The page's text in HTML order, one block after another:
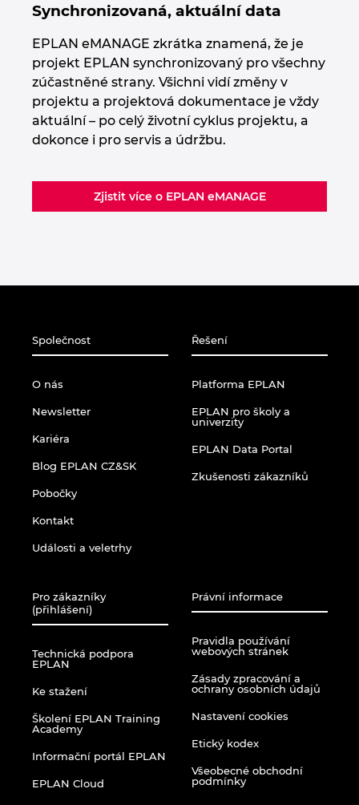
Synchronizovaná, aktuální data
EPLAN eMANAGE zkrátka znamená, že je
projekt EPLAN synchronizovaný pro všechny
zúčastněné strany. Všichni vidí změny v
projektu a projektová dokumentace je vždy
aktuální – po celý životní cyklus projektu, a
dokonce i pro servis a údržbu.
Zjistit více o EPLAN eMANAGE
Společnost
O nás
Newsletter
Kariéra
Blog EPLAN CZ&SK
Pobočky
Kontakt
Události a veletrhy
Řešení
Platforma EPLAN
EPLAN pro školy a
univerzity
EPLAN Data Portal
Zkušenosti zákazníků
Pro zákazníky
(přihlášení)
Technická podpora
EPLAN
Ke stažení
Školení EPLAN Training
Academy
Informační portál EPLAN
EPLAN Cloud
Právní informace
Pravidla používání
webových stránek
Zásady zpracování a
ochrany osobních údajů
Nastavení cookies
Etický kodex
Všeobecné obchodní
podmínky
Švýcarsko
Thajsko
Turecko
Ukrajina
USA